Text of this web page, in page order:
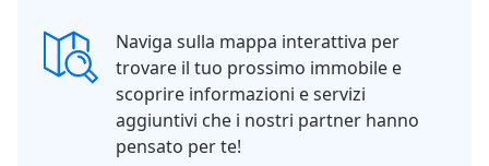
Naviga sulla mappa interattiva per
trovare il tuo prossimo immobile e
scoprire informazioni e servizi
aggiuntivi che i nostri partner hanno
pensato per te!